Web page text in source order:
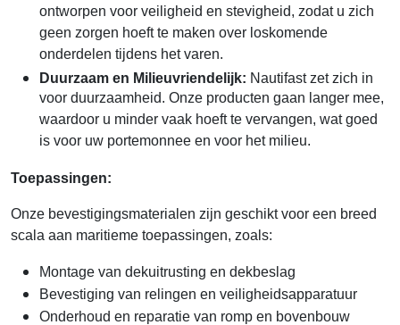
ontworpen voor veiligheid en stevigheid, zodat u zich
geen zorgen hoeft te maken over loskomende
onderdelen tijdens het varen.
Duurzaam en Milieuvriendelijk: Nautifast zet zich in
voor duurzaamheid. Onze producten gaan langer mee,
waardoor u minder vaak hoeft te vervangen, wat goed
is voor uw portemonnee en voor het milieu.
Toepassingen:
Onze bevestigingsmaterialen zijn geschikt voor een breed
scala aan maritieme toepassingen, zoals:
Montage van dekuitrusting en dekbeslag
Bevestiging van relingen en veiligheidsapparatuur
Onderhoud en reparatie van romp en bovenbouw